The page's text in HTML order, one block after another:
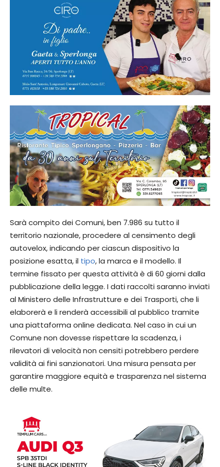
Sarà compito dei Comuni, ben 7.986 su tutto il
territorio nazionale, procedere al censimento degli
autovelox, indicando per ciascun dispositivo la
posizione esatta, il tipo, la marca e il modello. Il
termine fissato per questa attività è di 60 giorni dalla
pubblicazione della legge. I dati raccolti saranno inviati
al Ministero delle Infrastrutture e dei Trasporti, che li
elaborerà e li renderà accessibili al pubblico tramite
una piattaforma online dedicata. Nel caso in cui un
Comune non dovesse rispettare la scadenza, i
rilevatori di velocità non censiti potrebbero perdere
validità ai fini sanzionatori. Una misura pensata per
garantire maggiore equità e trasparenza nel sistema
delle multe.